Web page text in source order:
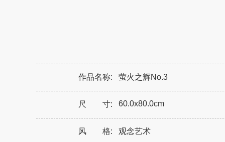
作品名称: 萤火之辉No.3
尺 寸: 60.0x80.0cm
风 格: 观念艺术